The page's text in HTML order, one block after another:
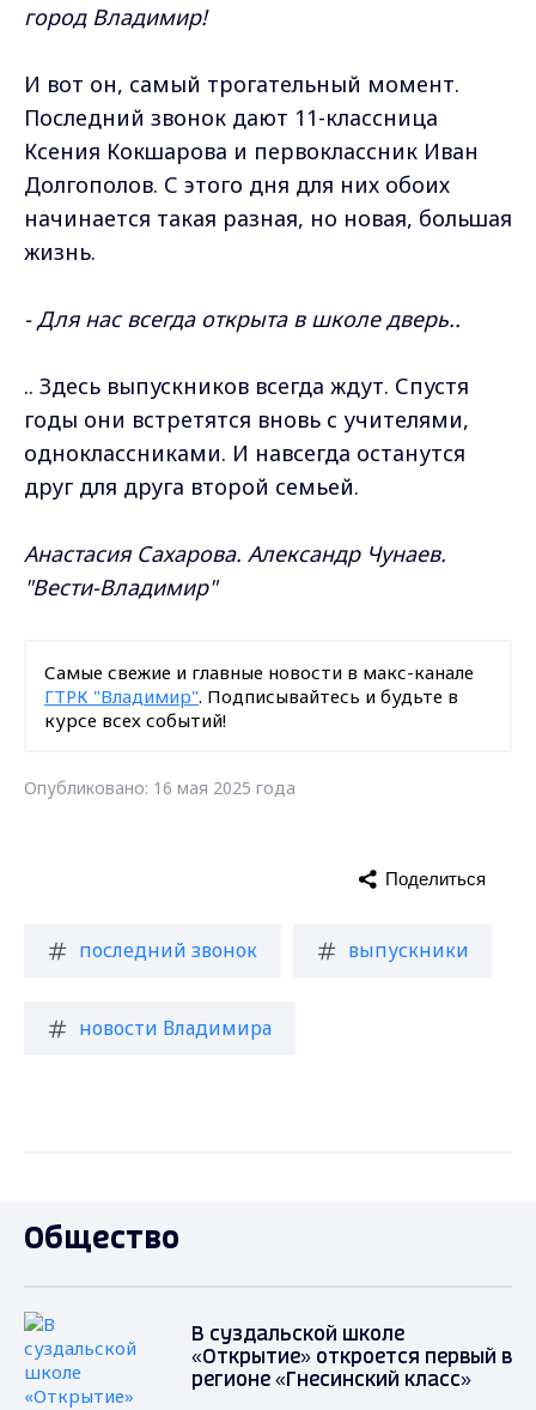
город Владимир!
И вот он, самый трогательный момент.
Последний звонок дают 11-классница
Ксения Кокшарова и первоклассник Иван
Долгополов. С этого дня для них обоих
начинается такая разная, но новая, большая
жизнь.
- Для нас всегда открыта в школе дверь..
.. Здесь выпускников всегда ждут. Спустя
годы они встретятся вновь с учителями,
одноклассниками. И навсегда останутся
друг для друга второй семьей.
Анастасия Сахарова. Александр Чунаев.
"Вести-Владимир"
Самые свежие и главные новости в макс-канале
ГТРК "Владимир". Подписывайтесь и будьте в
курсе всех событий!
Опубликовано: 16 мая 2025 года
последний звонок выпускники
новости Владимира
Поделиться
Общество
В суздальской школе
«Открытие» откроется первый в
регионе «Гнесинский класс»